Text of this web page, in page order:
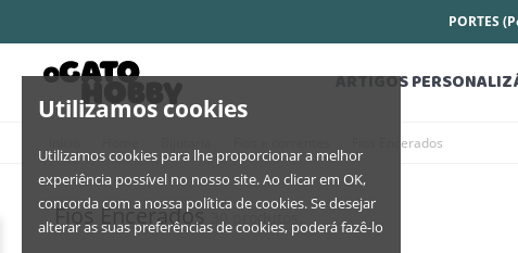
Utilizamos cookies
Utilizamos cookies para lhe proporcionar a melhor
experiência possível no nosso site. Ao clicar em OK,
concorda com a nossa política de cookies. Se desejar
alterar as suas preferências de cookies, poderá fazê-lo
PORTES
ARTIGOS
Fios Encerados
Fios Encerados 30 produtos.